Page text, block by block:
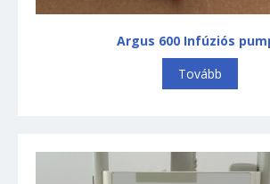
Flexibilis
Kamera
Merev
Argus 600 Infúziós
Tovább